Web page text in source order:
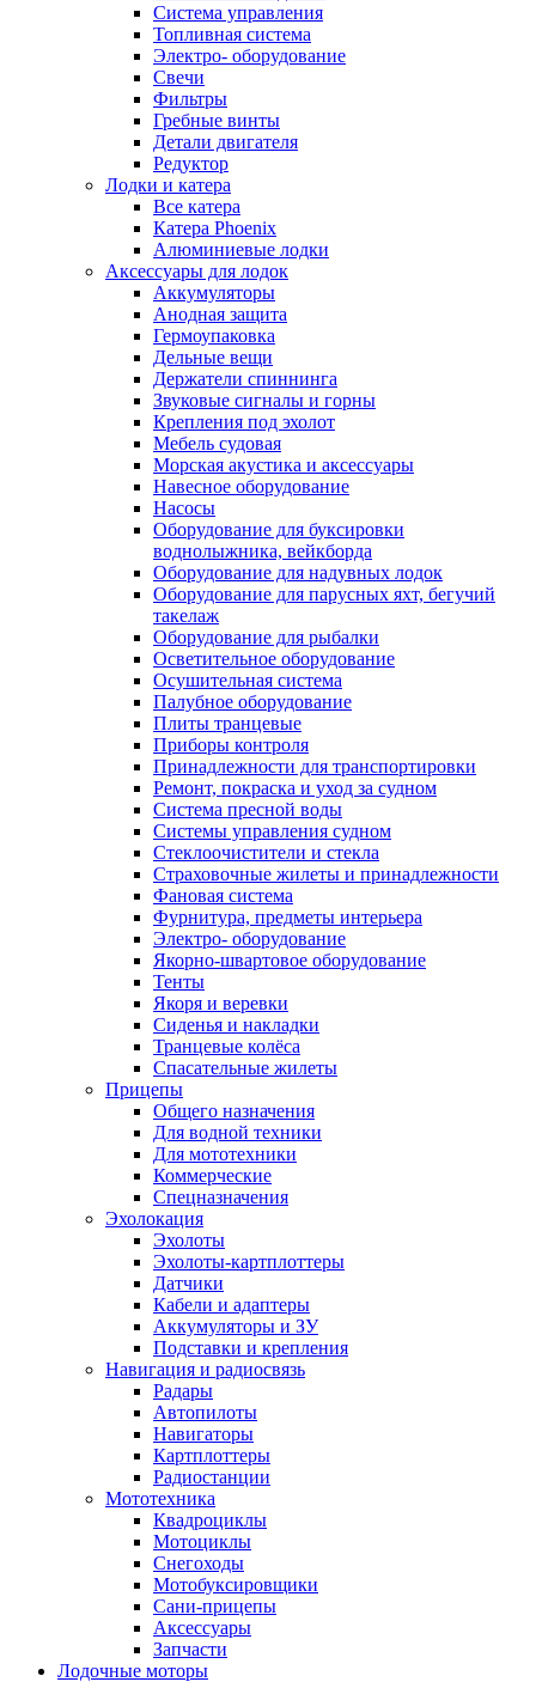
Система управления
Топливная система
Электро- оборудование
Свечи
Фильтры
Гребные винты
Детали двигателя
Редуктор
Лодки и катера
Все катера
Катера Phoenix
Алюминиевые лодки
Аксессуары для лодок
Аккумуляторы
Анодная защита
Гермоупаковка
Дельные вещи
Держатели спиннинга
Звуковые сигналы и горны
Крепления под эхолот
Мебель судовая
Морская акустика и аксессуары
Навесное оборудование
Насосы
Оборудование для буксировки
воднолыжника, вейкборда
Оборудование для надувных лодок
Оборудование для парусных яхт, бегучий
такелаж
Оборудование для рыбалки
Осветительное оборудование
Осушительная система
Палубное оборудование
Плиты транцевые
Приборы контроля
Принадлежности для транспортировки
Ремонт, покраска и уход за судном
Система пресной воды
Системы управления судном
Стеклоочистители и стекла
Страховочные жилеты и принадлежности
Фановая система
Фурнитура, предметы интерьера
Электро- оборудование
Якорно-швартовое оборудование
Тенты
Якоря и веревки
Сиденья и накладки
Транцевые колёса
Спасательные жилеты
Прицепы
Общего назначения
Для водной техники
Для мототехники
Коммерческие
Спецназначения
Эхолокация
Эхолоты
Эхолоты-картплоттеры
Датчики
Кабели и адаптеры
Аккумуляторы и ЗУ
Подставки и крепления
Навигация и радиосвязь
Радары
Автопилоты
Навигаторы
Картплоттеры
Радиостанции
Мототехника
Квадроциклы
Мотоциклы
Снегоходы
Мотобуксировщики
Сани-прицепы
Аксессуары
Запчасти
Лодочные моторы